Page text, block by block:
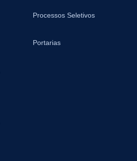
Processos Seletivos
Portarias